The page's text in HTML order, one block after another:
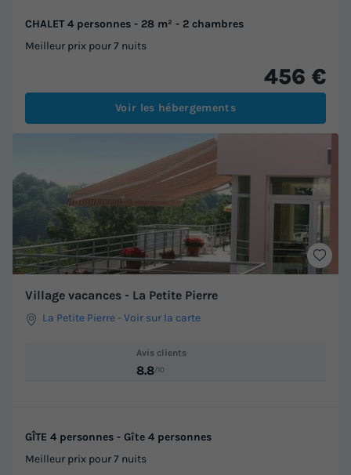
CHALET 4 personnes - 28 m² - 2 chambres
Meilleur prix pour 7 nuits
456 €
Voir les hébergements
Village vacances - La Petite Pierre
La Petite Pierre -Voir sur la carte
Avis clients
8.8/10
GÎTE 4 personnes - Gîte 4 personnes
Meilleur prix pour 7 nuits